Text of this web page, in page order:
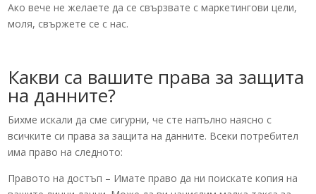
Ако вече не желаете да се свързвате с маркетингови цели,
моля, свържете се с нас.
Какви са вашите права за защита
на данните?
Бихме искали да сме сигурни, че сте напълно наясно с
всичките си права за защита на данните. Всеки потребител
има право на следното:
Правото на достъп – Имате право да ни поискате копия на